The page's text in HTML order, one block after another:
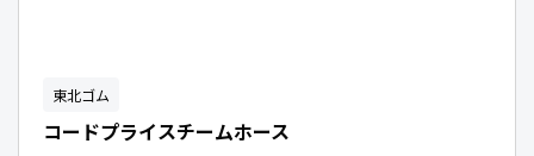
東北ゴム
コードプライスチームホース